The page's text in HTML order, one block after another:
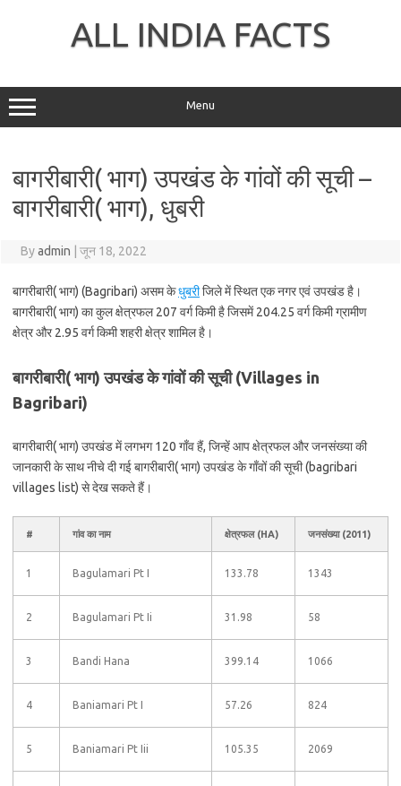
ALL INDIA FACTS
Menu
बागरीबारी( भाग) उपखंड के गांवों की सूची –
बागरीबारी( भाग), धुबरी
Byadmin जून 18, 2022
बागरीबारी( भाग) (Bagribari) असम केधुबरीजिले में स्थित एक नगर एवं उपखंड है।
बागरीबारी( भाग) का कुल क्षेत्रफल 207 वर्ग किमी है जिसमें 204.25 वर्ग किमी ग्रामीण
क्षेत्र और 2.95 वर्ग किमी शहरी क्षेत्र शामिल है।
बागरीबारी( भाग) उपखंड के गांवों की सूची (Villages in
Bagribari)
बागरीबारी( भाग) उपखंड में लगभग 120 गाँव हैं, जिन्हें आप क्षेत्रफल और जनसंख्या की
जानकारी के साथ नीचे दी गई बागरीबारी( भाग) उपखंड के गाँवों की सूची (bagribari
villages list) से देख सकते हैं।
# गांव का नाम क्षेत्रफल (HA) जनसंख्या (2011)
1 Bagulamari Pt I 133.78 1343
2 Bagulamari Pt Ii 31.98 58
3 Bandi Hana 399.14 1066
4 Baniamari Pt I 57.26 824
5 Baniamari Pt Iii 105.35 2069